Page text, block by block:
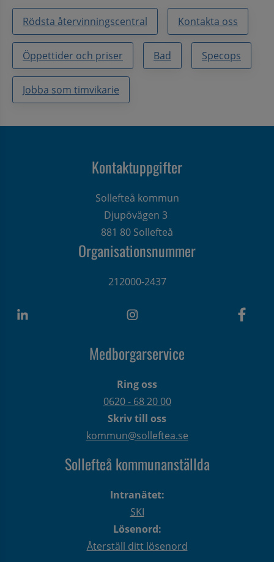
Rödsta återvinningscentral Kontakta oss
Öppettider och priser Bad Specops
Jobba som timvikarie
Kontaktuppgifter
Sollefteå kommun
Djupövägen 3
881 80 Sollefteå
Organisationsnummer
212000-2437
Medborgarservice
Ring oss
0620 - 68 20 00
Skriv till oss
kommun@solleftea.se
Sollefteå kommunanställda
Intranätet:
SKI
Lösenord:
Återställ ditt lösenord